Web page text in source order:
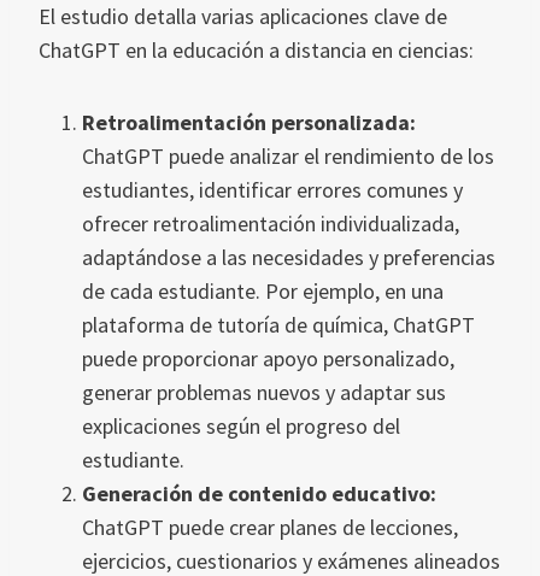
El estudio detalla varias aplicaciones clave de
ChatGPT en la educación a distancia en ciencias:
Retroalimentación personalizada:
ChatGPT puede analizar el rendimiento de los
estudiantes, identificar errores comunes y
ofrecer retroalimentación individualizada,
adaptándose a las necesidades y preferencias
de cada estudiante. Por ejemplo, en una
plataforma de tutoría de química, ChatGPT
puede proporcionar apoyo personalizado,
generar problemas nuevos y adaptar sus
explicaciones según el progreso del
estudiante.
Generación de contenido educativo:
ChatGPT puede crear planes de lecciones,
ejercicios, cuestionarios y exámenes alineados